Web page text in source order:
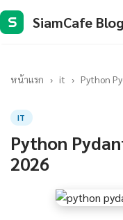
S SiamCafe Blog
หน้าแรก › it › Python
IT
Python
2026